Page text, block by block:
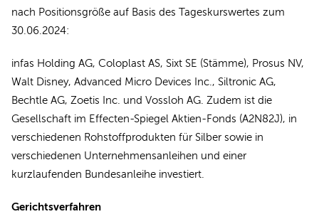
nach Positionsgröße auf Basis des Tageskurswertes zum
30.06.2024:
infas Holding AG, Coloplast AS, Sixt SE (Stämme), Prosus NV,
Walt Disney, Advanced Micro Devices Inc., Siltronic AG,
Bechtle AG, Zoetis Inc. und Vossloh AG. Zudem ist die
Gesellschaft im Effecten-Spiegel Aktien-Fonds (A2N82J), in
verschiedenen Rohstoffprodukten für Silber sowie in
verschiedenen Unternehmensanleihen und einer
kurzlaufenden Bundesanleihe investiert.
Gerichtsverfahren